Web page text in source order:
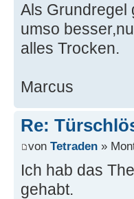
Als Grundregel
umso
alles Trocken.
Marcus
Re:
von Tetraden »
Ich hab das
gehabt.